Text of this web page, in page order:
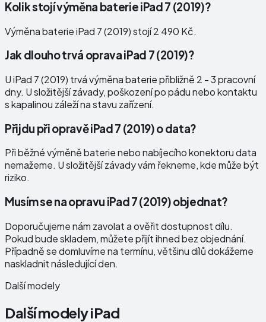
Kolik stojí výměna baterie iPad 7 (2019)?
Výměna baterie iPad 7 (2019) stojí 2 490 Kč.
Jak dlouho trvá oprava iPad 7 (2019)?
U iPad 7 (2019) trvá výměna baterie přibližně 2 - 3 pracovní
dny. U složitější závady, poškození po pádu nebo kontaktu
s kapalinou záleží na stavu zařízení.
Přijdu při opravě iPad 7 (2019) o data?
Při běžné výměně baterie nebo nabíjecího konektoru data
nemažeme. U složitější závady vám řekneme, kde může být
riziko.
Musím se na opravu iPad 7 (2019) objednat?
Doporučujeme nám zavolat a ověřit dostupnost dílu.
Pokud bude skladem, můžete přijít ihned bez objednání.
Případně se domluvíme na termínu, většinu dílů dokážeme
naskladnit následující den.
Další modely
Další modelyiPad